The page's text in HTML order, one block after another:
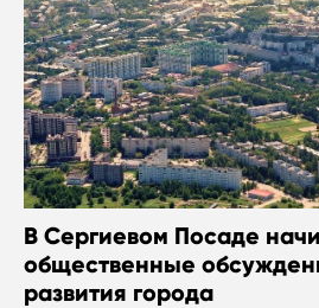
В Сергиевом Посаде
общественные
развития города